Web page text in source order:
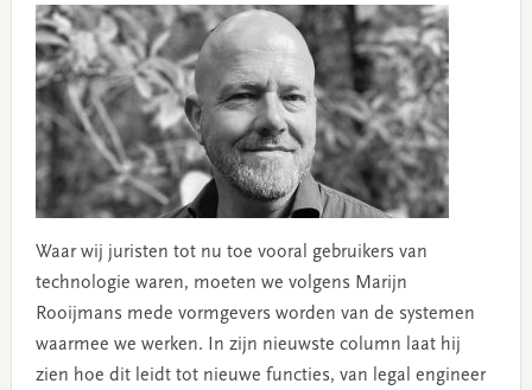
Waar wij juristen tot nu toe vooral gebruikers van
technologie waren, moeten we volgens Marijn
Rooijmans mede vormgevers worden van de systemen
waarmee we werken. In zijn nieuwste column laat hij
zien hoe dit leidt tot nieuwe functies, van legal engineer